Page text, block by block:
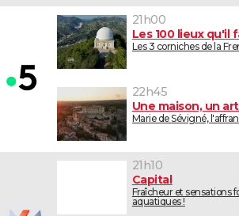
21h00
Les 100 lieux qu'il
Les 3 corniches de la
22h45
Une maison, un
Marie de Sévigné,
21h10
Capital
Fraîcheur et sensations
aquatiques !